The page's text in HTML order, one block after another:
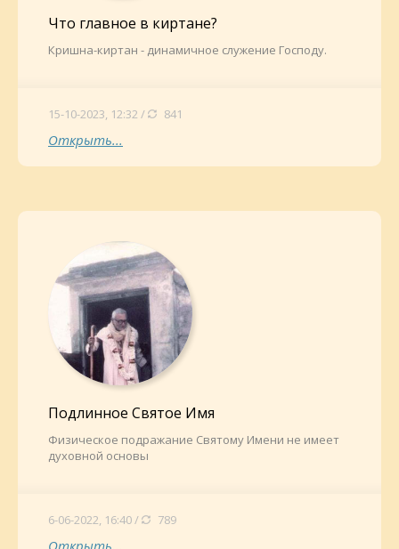
Что главное в киртане?
Кришна-киртан - динамичное служение Господу.
15-10-2023, 12:32 / 841
Открыть...
Подлинное Святое Имя
Физическое подражание Святому Имени не имеет
духовной основы
6-06-2022, 16:40 / 789
Открыть...